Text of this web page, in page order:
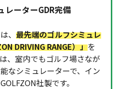
レーターGDR完備
、 最先端のゴルフシミュレ
DRIVING RANGE）」を
、室内でもゴルフ場さなが
なシミュレーターで、イン
社製です。